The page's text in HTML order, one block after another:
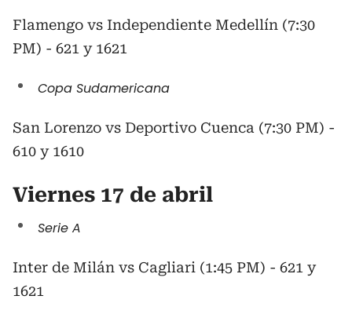
Flamengo vs Independiente Medellín (7:30
PM) - 621 y 1621
Copa Sudamericana
San Lorenzo vs Deportivo Cuenca (7:30 PM) -
610 y 1610
Viernes 17 de abril
Serie A
Inter de Milán vs Cagliari (1:45 PM) - 621 y
1621